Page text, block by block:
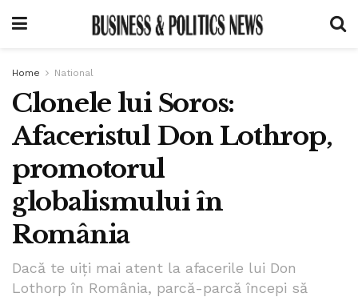
Home National
Clonele lui Soros:
Afaceristul Don Lothrop,
promotorul
globalismului în
România
Dacă te uiți mai atent la afacerile lui Don
Lothorp în România, parcă-parcă începi să